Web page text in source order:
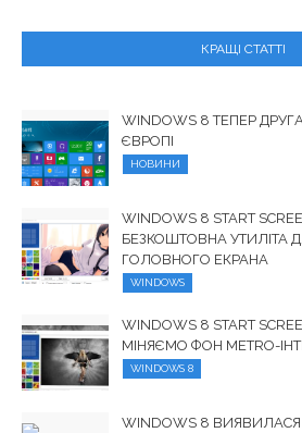
КРАЩІ СТАТТІ
WINDOWS 8 ТЕПЕР
ЄВРОПІ
НОВИНИ
WINDOWS 8 START
БЕЗКОШТОВНА УТИЛІТА
ГОЛОВНОГО ЕКРАНА
WINDOWS
WINDOWS 8 START
МІНЯЄМО ФОН METRO-
WINDOWS 8
WINDOWS 8